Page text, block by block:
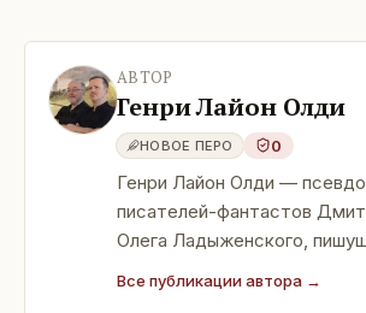
АВТОР
Генри Лайон Олди
НОВОЕ ПЕРО 0
Генри Лайон Олди —
писателей-фантастов
Олега Ладыженского,
литературных премий и
Все публикации автора →